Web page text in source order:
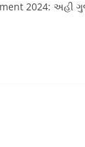
2024: અહી